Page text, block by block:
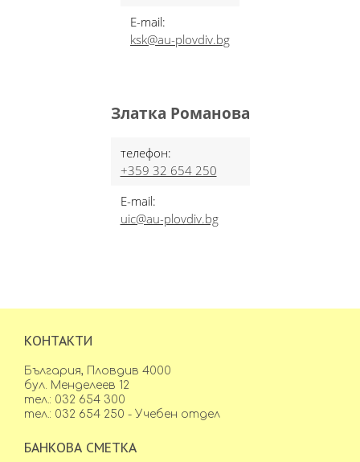
E-mail:
ksk@au-plovdiv.bg
Златка Романова
телефон:
+359 32 654 250
E-mail:
uic@au-plovdiv.bg
КОНТАКТИ
България, Пловдив 4000
бул. Менделеев 12
тел.: 032 654 300
тел.: 032 654 250 - Учебен отдел
БАНКОВА СМЕТКА